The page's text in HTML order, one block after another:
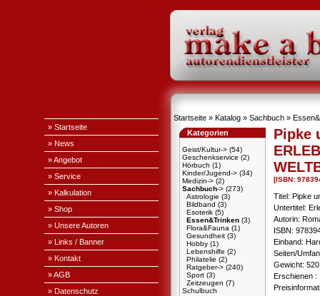
» Startseite
» News
» Angebot
» Service
» Kalkulation
» Shop
» Unsere Autoren
» Links / Banner
» Kontakt
» AGB
» Datenschutz
Startseite » Katalog » Sachbuch »
Kategorien
Geist/Kultur-> (54)
Geschenkservice (2)
Hörbuch (1)
Kinder/Jugend-> (34)
Medizin-> (2)
Sachbuch-> (273)
Astrologie (3)
Bildband (3)
Esoterik (5)
Essen&Trinken (3)
Flora&Fauna (1)
Gesundheit (3)
Hobby (1)
Lebenshilfe (2)
Philatelie (2)
Ratgeber-> (240)
Sport (3)
Zeitzeugen (7)
Schulbuch
Pipke
[ISBN:
Titel: Pipke
Untertitel:
Autorin:
ISBN:
Einband:
Seiten/
Gewicht:
Erschienen :